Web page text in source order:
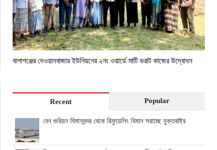
বালাগঞ্জের দেওয়ানবাজার ইউনিয়নের ২নং ওয়ার্ডে মাটি ভরাট কাজের উদ্বোধন
Recent Popular
বেন গুরিয়ন বিমানবন্দর থেকে রিফুয়েলিং বিমান সরাচ্ছে যুক্তরাষ্ট্র